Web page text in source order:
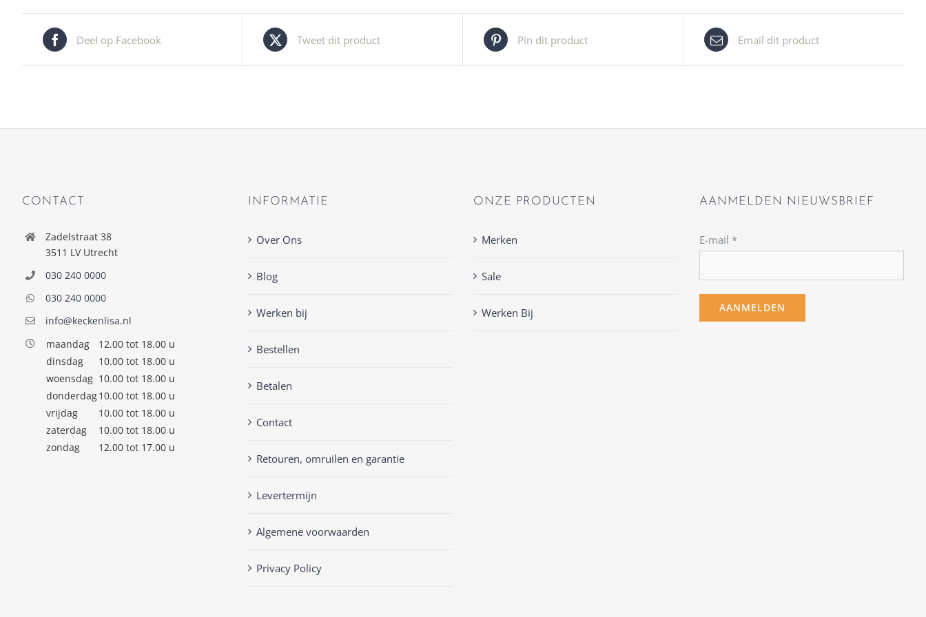
Deel op Facebook Tweet dit product Pin dit product Email dit product
CONTACT
Zadelstraat 38
3511 LV Utrecht
030 240 0000
030 240 0000
info@keckenlisa.nl
maandag
12.00 tot 18.00 u
dinsdag
10.00 tot 18.00 u
woensdag 10.00 tot 18.00 u
donderdag10.00 tot 18.00 u
vrijdag
10.00 tot 18.00 u
zaterdag
10.00 tot 18.00 u
zondag
12.00 tot 17.00 u
INFORMATIE
Over Ons
Blog
Werken bij
Bestellen
Betalen
Contact
Retouren, omruilen en garantie
Levertermijn
Algemene voorwaarden
Privacy Policy
ONZE PRODUCTEN
Merken
Sale
Werken Bij
AANMELDEN NIEUWSBRIEF
E-mail *